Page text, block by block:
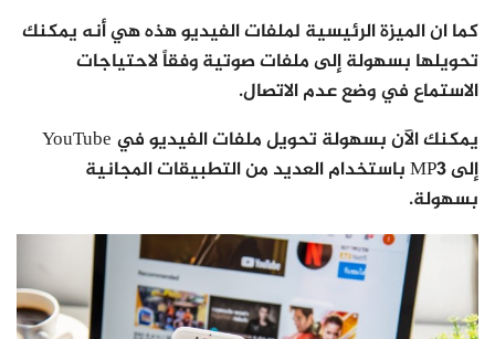
كما ان الميزة الرئيسية لملفات الفيديو هذه هي أنه يمكنك
تحويلها بسهولة إلى ملفات صوتية وفقاً لاحتياجات
الاستماع في وضع عدم الاتصال.
يمكنك الآن بسهولة تحويل ملفات الفيديو في YouTube
إلى MP3 باستخدام العديد من التطبيقات المجانية
بسهولة.